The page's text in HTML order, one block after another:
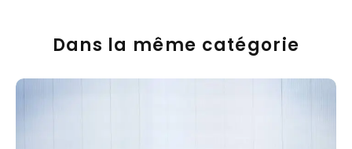
Dans la même catégorie